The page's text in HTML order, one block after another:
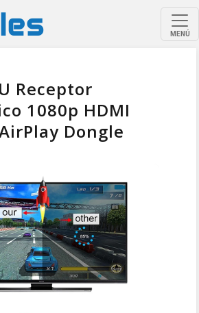
MENÚ
Receptor
1080p HDMI
Dongle